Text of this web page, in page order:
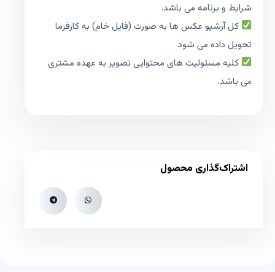
شرایط و برنامه می باشد.
کل آرشیو عکس ها به صورت (فایل خام) به کارفرما
تحویل داده می شود.
کلیه مسئولیت های محتوایی تصویر به عهده مشتری
می باشد.
اشتراک‌گذاری محصول